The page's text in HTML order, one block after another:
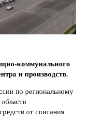
коммунального
и производств.
по региональному
от списания